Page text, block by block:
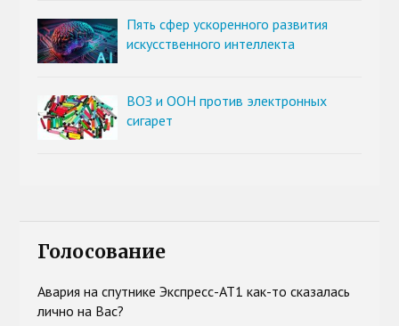
Пять сфер ускоренного развития
искусственного интеллекта
ВОЗ и ООН против электронных
сигарет
Голосование
Авария на спутнике Экспресс-АТ1 как-то сказалась
лично на Вас?